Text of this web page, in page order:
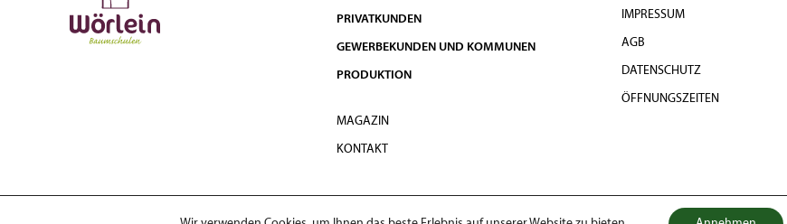
PRIVATKUNDEN
GEWERBEKUNDEN UND KOMMUNEN
PRODUKTION
MAGAZIN
KONTAKT
IMPRESSUM
AGB
DATENSCHUTZ
ÖFFNUNGSZEITEN